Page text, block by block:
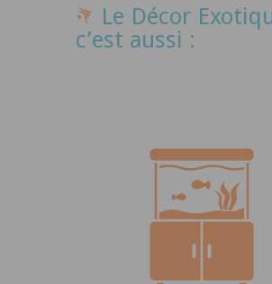
Le Décor
c’est aussi :